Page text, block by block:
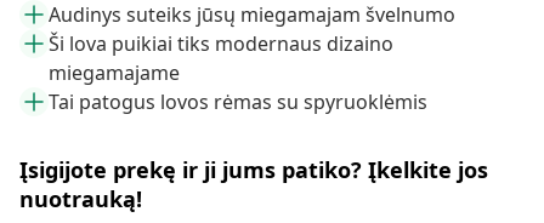
Audinys suteiks jūsų miegamajam švelnumo
Ši lova puikiai tiks modernaus dizaino
miegamajame
Tai patogus lovos rėmas su spyruoklėmis
Įsigijote prekę ir ji jums patiko? Įkelkite jos
nuotrauką!